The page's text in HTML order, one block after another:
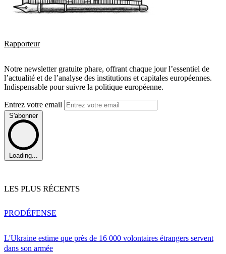
Rapporteur
Notre newsletter gratuite phare, offrant chaque jour l’essentiel de
l’actualité et de l’analyse des institutions et capitales européennes.
Indispensable pour suivre la politique européenne.
Entrez votre email
S'abonner
Loading...
LES PLUS RÉCENTS
L'Ukraine estime que près de 16 000 volontaires étrangers servent
dans son armée
PRODÉFENSE